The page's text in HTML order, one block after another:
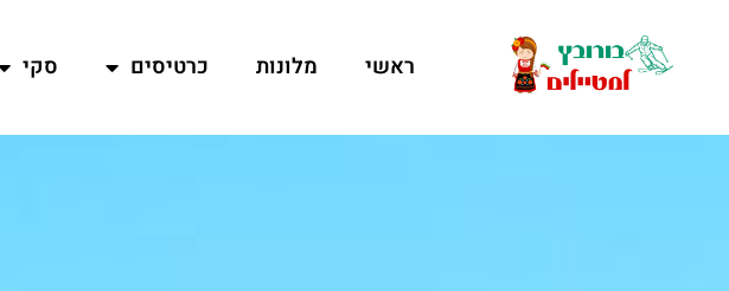
ראשי מלונות כרטיסים סקי